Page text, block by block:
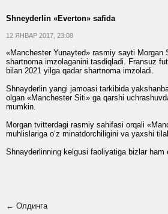
Shneyderlin «Everton» safida
12 ЯНВАР 2017, 23:08
«Manchester Yunayted» rasmiy sayti Morgan
shartnoma imzolaganini tasdiqladi. Fransuz
bilan 2021 yilga qadar shartnoma imzoladi.
Shnayderlin yangi jamoasi tarkibida
olgan «Manchester Siti» ga qarshi
mumkin.
Morgan tvitterdagi rasmiy sahifasi orqali
muhlislariga o‘z minatdorchiligini va yaxshi
Shnayderlinning kelgusi faoliyatiga bizlar ham
← Олдинга